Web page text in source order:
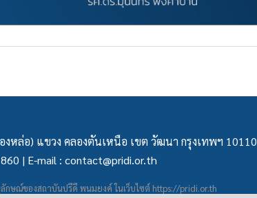
ล่อ) แขวง คลองตันเหนือ เขต วัฒนา กรุงเทพฯ 10110
| E-mail : contact@pridi.or.th
ษณ์ของสถาบันปรีดี พนมยงค์ ในเว็บไซต์ https://pridi.or.th